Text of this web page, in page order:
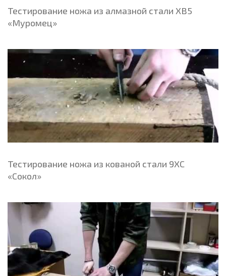
Тестирование ножа из алмазной стали ХВ5
«Муромец»
Тестирование ножа из кованой стали 9ХС
«Сокол»